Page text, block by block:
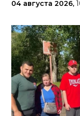
04 августа 2026,